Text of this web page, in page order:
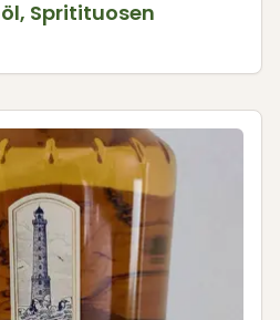
Spritituosen